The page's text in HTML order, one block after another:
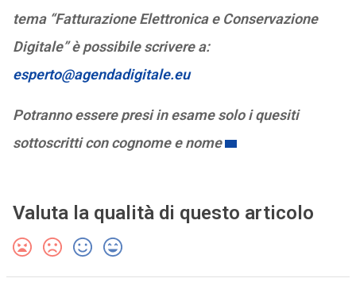
tema “Fatturazione Elettronica e Conservazione
Digitale” è possibile scrivere a:
esperto@agendadigitale.eu
Potranno essere presi in esame solo i quesiti
sottoscritti con cognome e nome
Valuta la qualità di questo articolo